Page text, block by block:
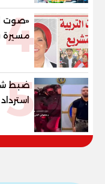
4
«صوت
مسيرة
5
ضبط